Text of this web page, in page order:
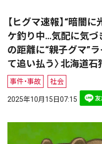
【ヒグマ速報】“暗闇
ケ釣り中…気配に気づ
の距離に“親子グマ”
て追い払う〉北海道石
事件・事故 社会
2025年10月15日07:15